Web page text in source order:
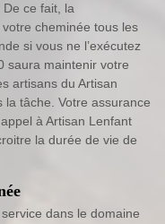
ce fait, la
cheminée tous les
si vous ne l’exécutez
saura maintenir votre
artisans du Artisan
tâche. Votre assurance
à Artisan Lenfant
la durée de vie de
dans le domaine